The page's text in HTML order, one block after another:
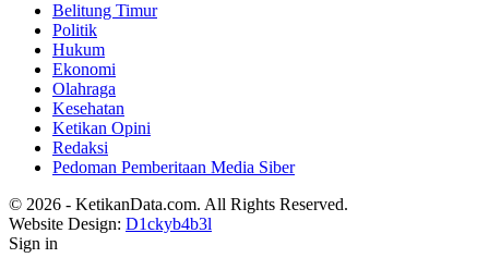
Belitung Timur
Politik
Hukum
Ekonomi
Olahraga
Kesehatan
Ketikan Opini
Redaksi
Pedoman Pemberitaan Media Siber
© 2026 - KetikanData.com. All Rights Reserved.
Website Design: D1ckyb4b3l
Sign in